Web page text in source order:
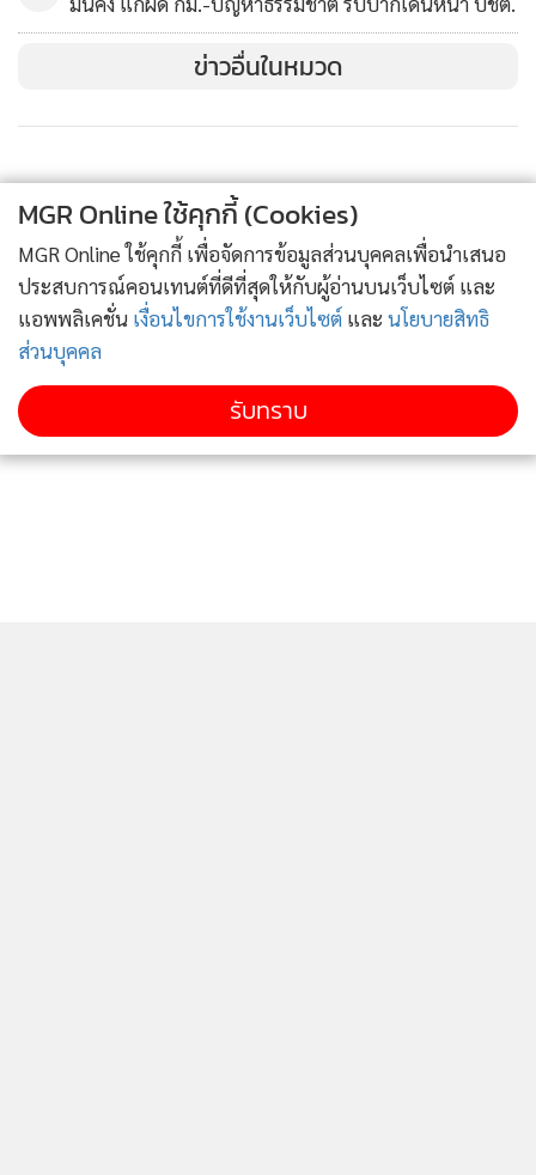
ยื้อเวลาจนสำนวนอ่อนลง จะทำอย่างไรให้ไม่เกิดเรื่องเหล่านี้ใน
อนาคต ถ้ารัฐต้องจ่ายเงินค่าโง่ 9 พันล้าน แต่ถ้าคดีอาญาเรื่อง
หมื่นล้าน ถามว่าแล้วจะเอา 9 พันล้านคืนได้หรือไม่ เรื่องนี้ต้อง
เราต้องใช้เวลาอีกเท่าไหร่ที่จะต้องเอาเงินของเราในกระเป๋าคน
อื่นกลับมาเป็นของตัวเอง หากรัฐเอา 9พันล้านไปให้เอกชน จึง
ขอว่าอย่าเพิ่งจ่ายเพราะถ้าคดีในศาลฎีกาสองปีแล้วจึงใกล้ที่จะมี
ผลตัดสินดังนั้นควรรอผลการตัดสินก่อน ทั้งนี้ยืนยันว่าชาวบ้าน
ไม่ต้องการบ่อบำบัดน้ำเสียแต่ขอให้เปลี่ยนเป็นศูนย์วิจัยสัตว์น้ำ
ซึ่งได้บอกถึงหู พล.อ.ประยุทธ์ จันทร์โอชา หัวหน้าคสช.และ
นายกรัฐมนตรีแล้ว โดยมีชาวบ้านร่วมลงชื่อแล้วกว่าพันคน
ด้านนายมานะ นิมิตรมงคล เลขาธิการองค์กรต่อต้านคอร์รัปชัน
ข่าวอื่นในหมวด
MGR Online ใช้คุกกี้ (Cookies)
MGR Online ใช้คุกกี้ เพื่อจัดการข้อมูลส่วนบุคคลเพื่อนำเสนอ
ประสบการณ์คอนเทนต์ที่ดีที่สุดให้กับผู้อ่านบนเว็บไซต์ และ
แอพพลิเคชั่น เงื่อนไขการใช้งานเว็บไซต์ และ นโยบายสิทธิ
ส่วนบุคคล
รับทราบ